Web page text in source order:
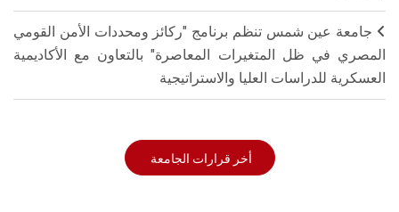
جامعة عين شمس تنظم برنامج "ركائز ومحددات الأمن القومي
المصري في ظل المتغيرات المعاصرة" بالتعاون مع الأكاديمية
العسكرية للدراسات العليا والاستراتيجية
أخر قرارات الجامعة